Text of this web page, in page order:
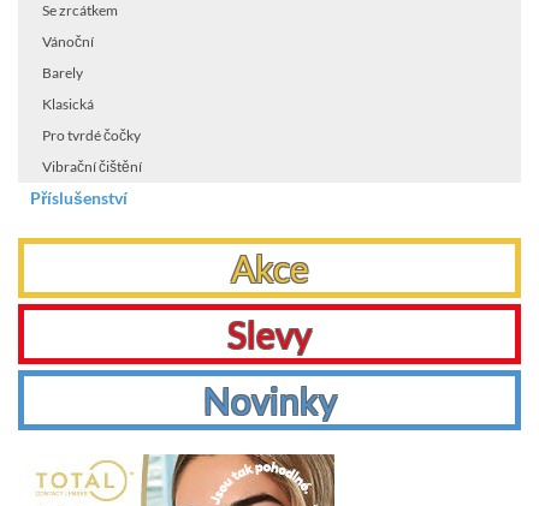
Se zrcátkem
Vánoční
Barely
Klasická
Pro tvrdé čočky
Vibrační čištění
Příslušenství
Akce
Slevy
Novinky